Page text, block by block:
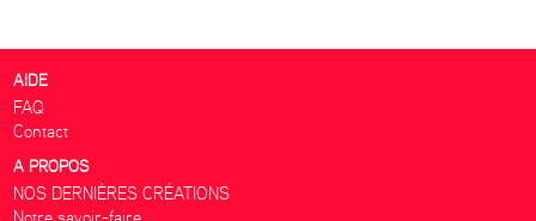
AIDE
FAQ
Contact
A PROPOS
NOS DERNIÈRES CRÉATIONS